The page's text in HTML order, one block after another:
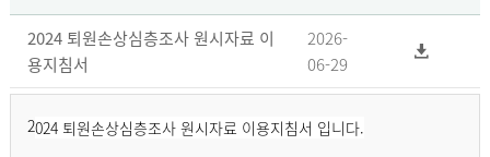
2024 퇴원손상심층조사 원시자료 이
용지침서
2026-
06-29
2024 퇴원손상심층조사 원시자료 이용지침서 입니다.